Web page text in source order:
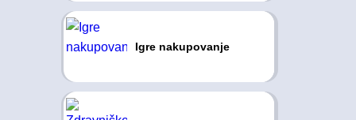
Igre nakupovanje